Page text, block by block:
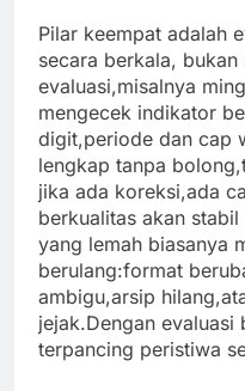
Pilar keempat adalah
secara berkala,
evaluasi,misalnya
mengecek indikator
digit,periode dan cap
lengkap tanpa
jika ada koreksi,ada
berkualitas akan
yang lemah biasanya
berulang:format
ambigu,arsip
jejak.Dengan
terpancing peristiwa